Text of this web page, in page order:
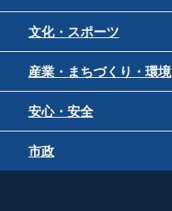
文化・スポーツ
産業・まちづくり・環境
安心・安全
市政